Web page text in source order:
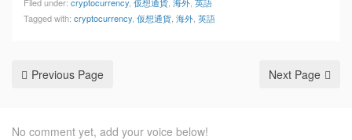
Tagged with: cryptocurrency 仮想通貨 海外 英語
Previous Page Next Page
No comment yet, add your voice below!